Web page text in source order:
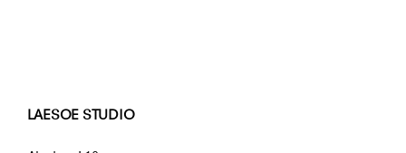
LAESOE STUDIO